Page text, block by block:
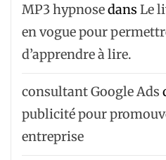
MP3 hypnosedans Le
en vogue pour
d’apprendre à lire.
consultant Google Ads
publicité pour
entreprise